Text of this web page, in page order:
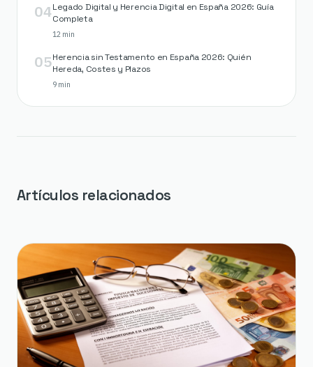
04Legado Digital y Herencia Digital en España 2026: Guía
Completa
12 min
05Herencia sin Testamento en España 2026: Quién
Hereda, Costes y Plazos
9 min
Artículos relacionados